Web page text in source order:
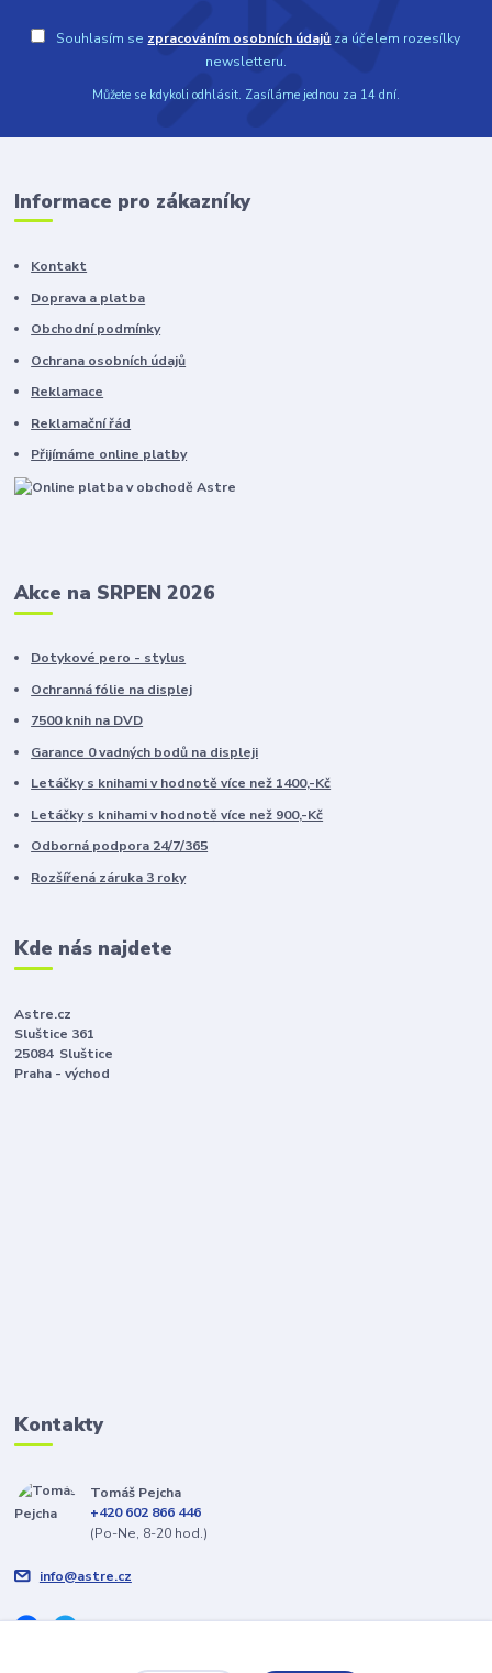
Souhlasím se zpracováním osobních údajů za účelem rozesílky
newsletteru.
Můžete se kdykoli odhlásit. Zasíláme jednou za 14 dní.
Informace pro zákazníky
Kontakt
Doprava a platba
Obchodní podmínky
Ochrana osobních údajů
Reklamace
Reklamační řád
Přijímáme online platby
Akce na SRPEN 2026
Dotykové pero - stylus
Ochranná fólie na displej
7500 knih na DVD
Garance 0 vadných bodů na displeji
Letáčky s knihami v hodnotě více než 1400,-Kč
Letáčky s knihami v hodnotě více než 900,-Kč
Odborná podpora 24/7/365
Rozšířená záruka 3 roky
Kde nás najdete
Astre.cz
Sluštice 361
25084 Sluštice
Praha - východ
Kontakty
Tomáš Pejcha
+420 602 866 446
(Po-Ne, 8-20 hod.)
info@astre.cz